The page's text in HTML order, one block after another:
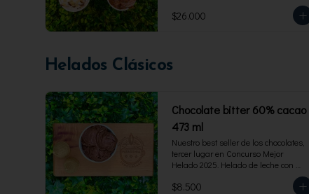
$26.000
Helados Clásicos
Chocolate bitter 60% cacao
473 ml
Nuestro best seller de los chocolates,
tercer lugar en Concurso Mejor
Helado 2025. Helado de leche con
cacao de origen de intensidad al 60%.
Envase familiar 473 ml, rinde 4
$8.500